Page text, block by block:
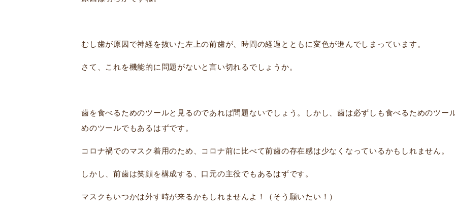
むし歯が原因で神経を抜いた左上の前歯が、時間の経過とともに変色が進んでしまっています。
さて、これを機能的に問題がないと言い切れるでしょうか。
歯を食べるためのツールと見るのであれば問題ないでしょう。しかし、歯は必ずしも食べるためのツー
めのツールでもあるはずです。
コロナ禍でのマスク着用のため、コロナ前に比べて前歯の存在感は少なくなっているかもしれません。
しかし、前歯は笑顔を構成する、口元の主役でもあるはずです。
マスクもいつかは外す時が来るかもしれませんよ！（そう願いたい！）